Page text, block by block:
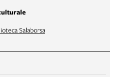
Salaborsa